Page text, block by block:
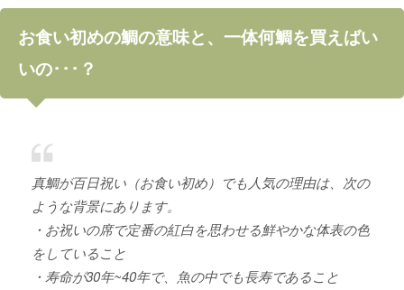
お食い初めの鯛の意味と、一体何鯛を買えばい
いの･･･？
真鯛が百日祝い（お食い初め）でも人気の理由は、次の
ような背景にあります。
・お祝いの席で定番の紅白を思わせる鮮やかな体表の色
をしていること
・寿命が30年~40年で、魚の中でも長寿であること